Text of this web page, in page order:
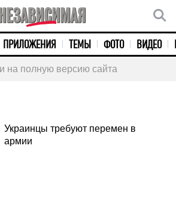
ПРИЛОЖЕНИЯ ТЕМЫ ФОТО ВИДЕО
на полную версию сайта
Украинцы требуют перемен в
армии